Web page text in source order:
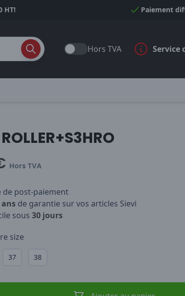
HT! Paiement
Hors TVA Service
Hors TVA
de post-paiement
ans de garantie sur vos articles Sievi
sous 30 jours
size
37 38